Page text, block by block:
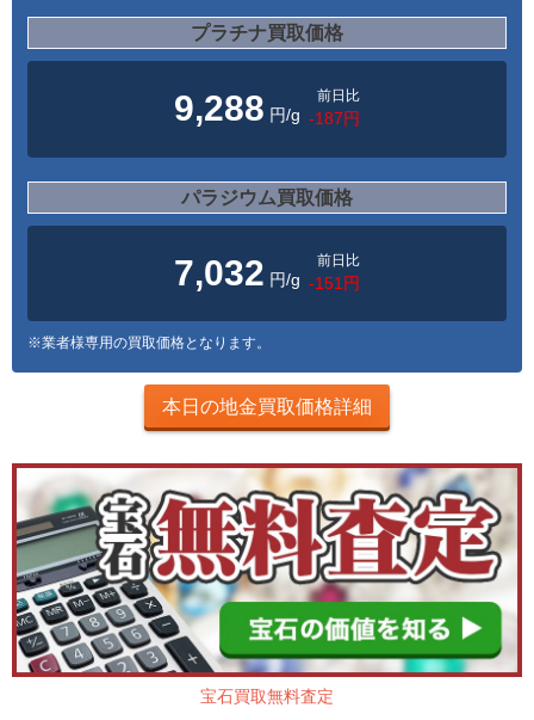
プラチナ買取価格
9,288 円/g
前日比
-187円
パラジウム買取価格
7,032 円/g
前日比
-151円
※業者様専用の買取価格となります。
本日の地金買取価格詳細
宝石買取無料査定